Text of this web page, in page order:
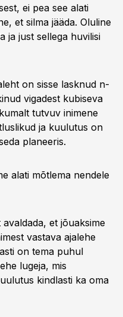
ei pea see alati
et silma jääda. Oluline
ja just sellega huvilisi
on sisse lasknud n-
vigadest kubiseva
tutvuv inimene
ja kuulutus on
planeeris.
alati mõtlema nendele
et jõuaksime
vastava ajalehe
on tema puhul
lugeja, mis
kindlasti ka oma